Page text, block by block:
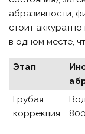
абразивности,
стоит
в одном месте,
Этап
Грубая
коррекция